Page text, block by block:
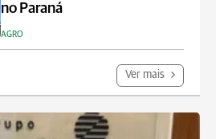
no Paraná
AGRO
Ver mais